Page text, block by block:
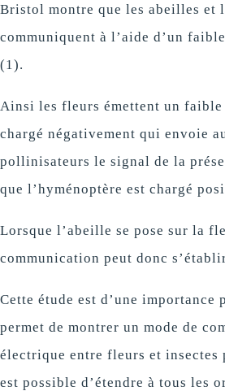
Bristol montre que les abeilles et
communiquent à l’aide d’un
(1).
Ainsi les fleurs émettent un faible
chargé négativement qui envoie
pollinisateurs le signal de la
que l’hyménoptère est chargé
Lorsque l’abeille se pose sur la
communication peut donc
Cette étude est d’une
permet de montrer un mode de
électrique entre fleurs et
est possible d’étendre à tous les